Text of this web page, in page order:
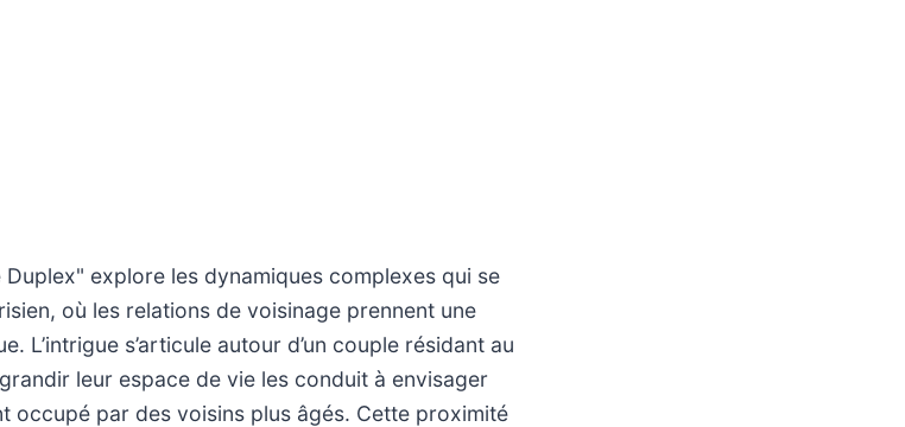
Duplex" explore les dynamiques complexes qui se
où les relations de voisinage prennent une
L’intrigue s’articule autour d’un couple résidant au
leur espace de vie les conduit à envisager
occupé par des voisins plus âgés. Cette proximité